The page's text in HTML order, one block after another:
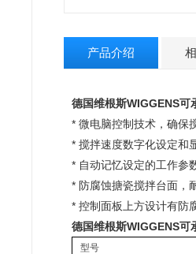
产品介绍
德国维根斯WIGGENS可
* 微电脑控制技术，确保
* 搅拌速度数字化设定和
* 自动记忆设定的工作参
* 防腐蚀搪瓷搅拌台面，
* 控制面板上方设计有防
德国维根斯WIGGENS可
型号